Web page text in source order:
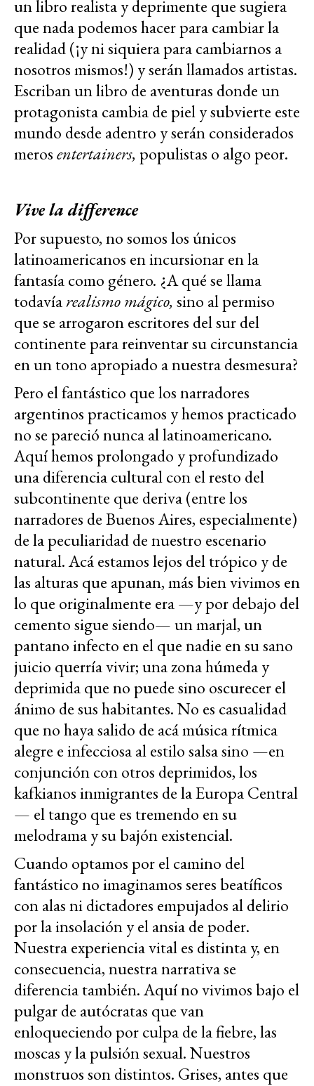
un libro realista y deprimente que sugiera
que nada podemos hacer para cambiar la
realidad (¡y ni siquiera para cambiarnos a
nosotros mismos!) y serán llamados artistas.
Escriban un libro de aventuras donde un
protagonista cambia de piel y subvierte este
mundo desde adentro y serán considerados
merosentertainers, populistas o algo peor.
Vive la difference
Por supuesto, no somos los únicos
latinoamericanos en incursionar en la
fantasía como género. ¿A qué se llama
todavíarealismo mágico, sino al permiso
que se arrogaron escritores del sur del
continente para reinventar su circunstancia
en un tono apropiado a nuestra desmesura?
Pero el fantástico que los narradores
argentinos practicamos y hemos practicado
no se pareció nunca al latinoamericano.
Aquí hemos prolongado y profundizado
una diferencia cultural con el resto del
subcontinente que deriva (entre los
narradores de Buenos Aires, especialmente)
de la peculiaridad de nuestro escenario
natural. Acá estamos lejos del trópico y de
las alturas que apunan, más bien vivimos en
lo que originalmente era —y por debajo del
cemento sigue siendo— un marjal, un
pantano infecto en el que nadie en su sano
juicio querría vivir; una zona húmeda y
deprimida que no puede sino oscurecer el
ánimo de sus habitantes. No es casualidad
que no haya salido de acá música rítmica
alegre e infecciosa al estilo salsa sino —en
conjunción con otros deprimidos, los
kafkianos inmigrantes de la Europa Central
— el tango que es tremendo en su
melodrama y su bajón existencial.
Cuando optamos por el camino del
fantástico no imaginamos seres beatíficos
con alas ni dictadores empujados al delirio
por la insolación y el ansia de poder.
Nuestra experiencia vital es distinta y, en
consecuencia, nuestra narrativa se
diferencia también. Aquí no vivimos bajo el
pulgar de autócratas que van
enloqueciendo por culpa de la fiebre, las
moscas y la pulsión sexual. Nuestros
monstruos son distintos. Grises, antes que